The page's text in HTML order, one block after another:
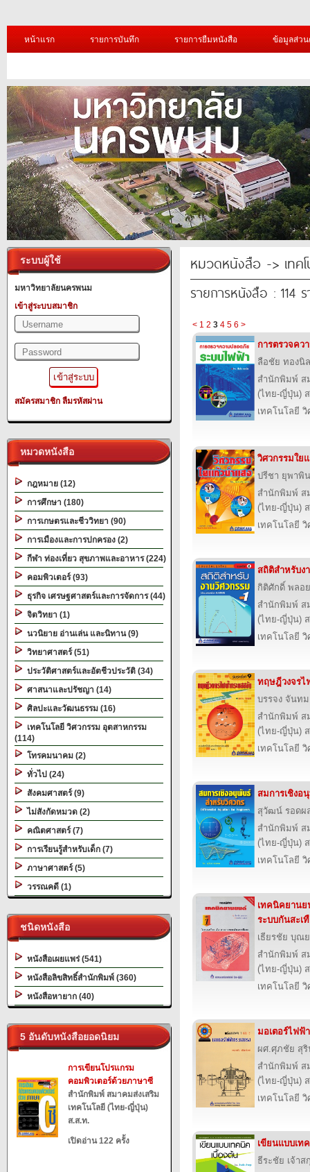
หน้าแรก รายการบันทึก รายการยืมหนังสือ ข้อมูลส่ว
ระบบผู้ใช้
มหาวิทยาลัยนครพนม
เข้าสู่ระบบสมาชิก
สมัครสมาชิก ลืมรหัสผ่าน
หมวดหนังสือ
กฎหมาย (12)
การศึกษา (180)
การเกษตรและชีววิทยา (90)
การเมืองและการปกครอง (2)
กีฬา ท่องเที่ยว สุขภาพและอาหาร (224)
คอมพิวเตอร์ (93)
ธุรกิจ เศรษฐศาสตร์และการจัดการ (44)
จิตวิทยา (1)
นวนิยาย อ่านเล่น และนิทาน (9)
วิทยาศาสตร์ (51)
ประวัติศาสตร์และอัตชีวประวัติ (34)
ศาสนาและปรัชญา (14)
ศิลปะและวัฒนธรรม (16)
เทคโนโลยี วิศวกรรม อุตสาหกรรม
(114)
โทรคมนาคม (2)
ทั่วไป (24)
สังคมศาสตร์ (9)
ไม่สังกัดหมวด (2)
คณิตศาสตร์ (7)
การเรียนรู้สำหรับเด็ก (7)
ภาษาศาสตร์ (5)
วรรณคดี (1)
ชนิดหนังสือ
หนังสือเผยแพร่ (541)
หนังสือลิขสิทธิ์สำนักพิมพ์ (360)
หนังสือหายาก (40)
5 อันดับหนังสือยอดนิยม
การเขียนโปรแกรม
คอมพิวเตอร์ด้วยภาษาซี
สำนักพิมพ์ สมาคมส่งเสริม
เทคโนโลยี (ไทย-ญี่ปุ่น)
ส.ส.ท.
เปิดอ่าน 122 ครั้ง
หมวดหนังสือ -> เทค
รายการหนังสือ : 114
< 1 2 3 4 5 6 >
การตรวจคว
ลือชัย ทองนิล
สำนักพิมพ์ ส
(ไทย-ญี่ปุ่น)
เทคโนโลยี
วิศวกรรมใย
ปรีชา ยุพาพิน
สำนักพิมพ์ ส
(ไทย-ญี่ปุ่น)
เทคโนโลยี
สถิติสำหรับง
กิติศักดิ์ พลอ
สำนักพิมพ์ ส
(ไทย-ญี่ปุ่น)
เทคโนโลยี
ทฤษฎีวงจรไ
บรรจง จันท
สำนักพิมพ์ ส
(ไทย-ญี่ปุ่น)
เทคโนโลยี
สมการเชิงอ
สุวัฒน์ รอดผ
สำนักพิมพ์ ส
(ไทย-ญี่ปุ่น)
เทคโนโลยี
เทคนิคยานย
ระบบกันสะเ
เธียรชัย บุณ
สำนักพิมพ์ ส
(ไทย-ญี่ปุ่น)
เทคโนโลยี
มอเตอร์ไฟฟ้
ผศ.ศุภชัย สุริ
สำนักพิมพ์ ส
(ไทย-ญี่ปุ่น)
เทคโนโลยี
เขียนแบบเท
ธีระชัย เจ้าส